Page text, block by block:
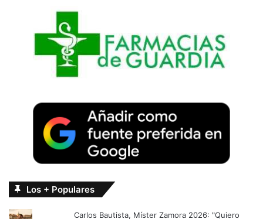
Los + Populares
Carlos Bautista, Míster Zamora 2026: "Quiero